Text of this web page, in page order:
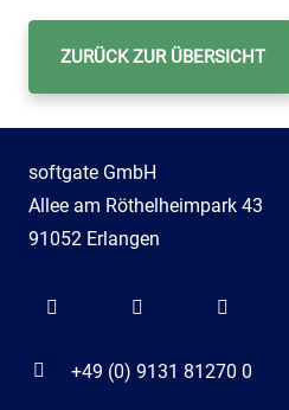
ZURÜCK ZUR ÜBERSICHT
softgate GmbH
Allee am Röthelheimpark 43
91052 Erlangen
+49 (0) 9131 81270 0